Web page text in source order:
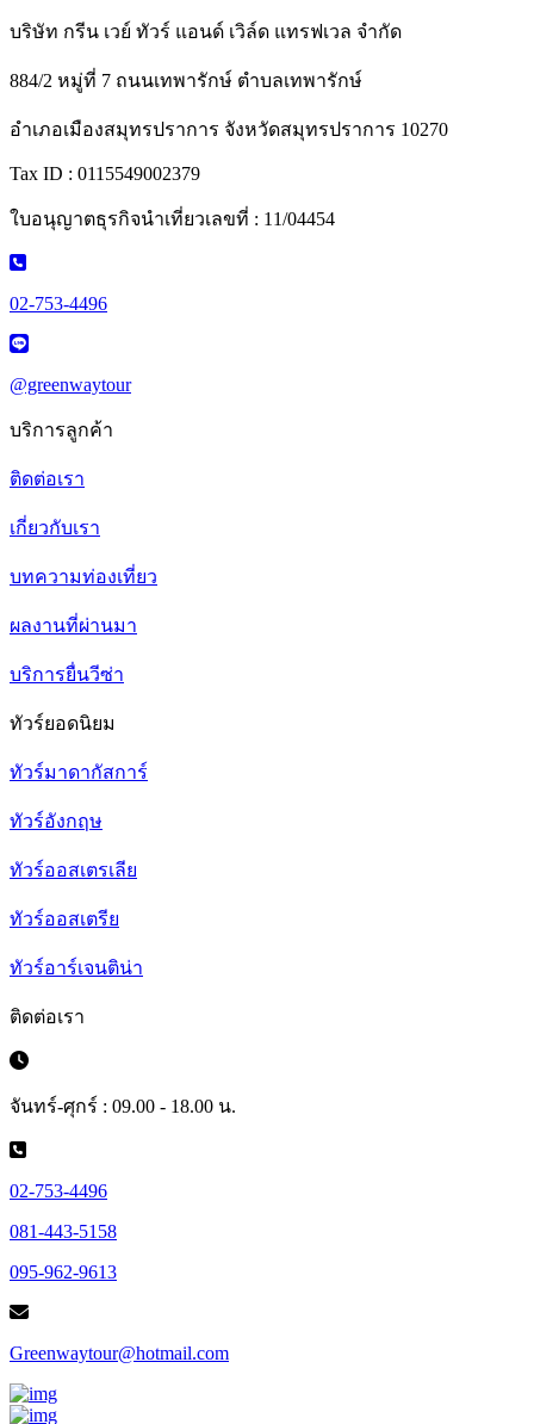
บริษัท กรีน เวย์ ทัวร์ แอนด์ เวิล์ด แทรฟเวล จำกัด
884/2 หมู่ที่ 7 ถนนเทพารักษ์ ตำบลเทพารักษ์
อำเภอเมืองสมุทรปราการ จังหวัดสมุทรปราการ 10270
Tax ID : 0115549002379
ใบอนุญาตธุรกิจนำเที่ยวเลขที่ : 11/04454
02-753-4496
@greenwaytour
บริการลูกค้า
ติดต่อเรา
เกี่ยวกับเรา
บทความท่องเที่ยว
ผลงานที่ผ่านมา
บริการยื่นวีซ่า
ทัวร์ยอดนิยม
ทัวร์มาดากัสการ์
ทัวร์อังกฤษ
ทัวร์ออสเตรเลีย
ทัวร์ออสเตรีย
ทัวร์อาร์เจนติน่า
ติดต่อเรา
จันทร์-ศุกร์ : 09.00 - 18.00 น.
02-753-4496
081-443-5158
095-962-9613
Greenwaytour@hotmail.com